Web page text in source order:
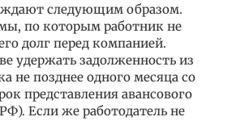
следующим образом.
по которым работник не
долг перед компанией.
удержать задолженность из
не позднее одного месяца со
представления авансового
Если же работодатель не